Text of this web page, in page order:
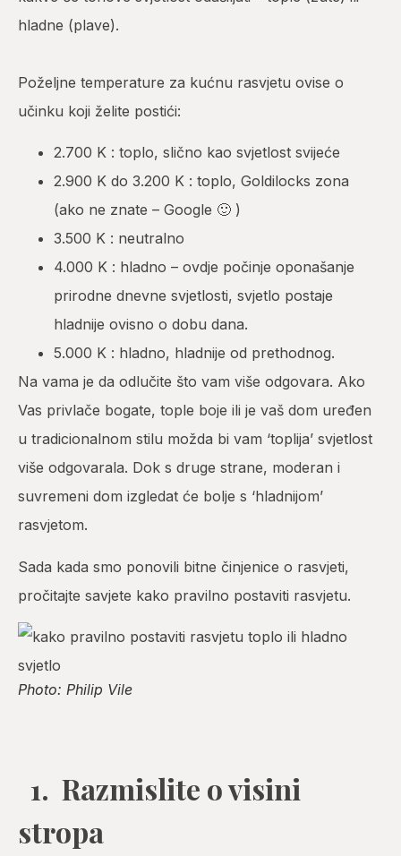
hladne (plave).
Poželjne temperature za kućnu rasvjetu ovise o
učinku koji želite postići:
2.700 K : toplo, slično kao svjetlost svijeće
2.900 K do 3.200 K : toplo, Goldilocks zona
(ako ne znate – Google 🙂 )
3.500 K : neutralno
4.000 K : hladno – ovdje počinje oponašanje
prirodne dnevne svjetlosti, svjetlo postaje
hladnije ovisno o dobu dana.
5.000 K : hladno, hladnije od prethodnog.
Na vama je da odlučite što vam više odgovara. Ako
Vas privlače bogate, tople boje ili je vaš dom uređen
u tradicionalnom stilu možda bi vam ‘toplija’ svjetlost
više odgovarala. Dok s druge strane, moderan i
suvremeni dom izgledat će bolje s ‘hladnijom’
rasvjetom.
Sada kada smo ponovili bitne činjenice o rasvjeti,
pročitajte savjete kako pravilno postaviti rasvjetu.
Photo: Philip Vile
1. Razmislite o visini
stropa